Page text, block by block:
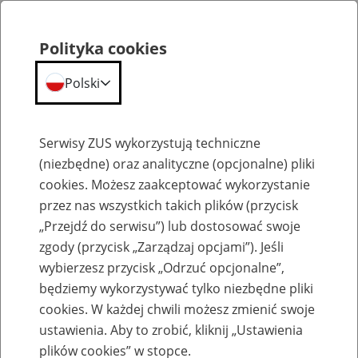
Emerytury
Baza zlikwidowanych lub
przekształconych zakładów pracy
Polityka cookies
Polski
Serwisy ZUS wykorzystują techniczne
(niezbędne) oraz analityczne (opcjonalne) pliki
cookies. Możesz zaakceptować wykorzystanie
przez nas wszystkich takich plików (przycisk
„Przejdź do serwisu”) lub dostosować swoje
zgody (przycisk „Zarządzaj opcjami”). Jeśli
wybierzesz przycisk „Odrzuć opcjonalne”,
będziemy wykorzystywać tylko niezbędne pliki
cookies. W każdej chwili możesz zmienić swoje
ustawienia. Aby to zrobić, kliknij „Ustawienia
plików cookies” w stopce.